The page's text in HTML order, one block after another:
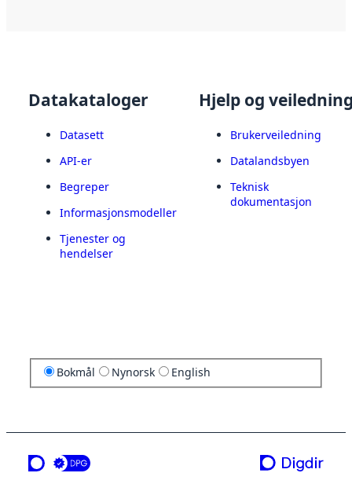
Datakataloger
Datasett
API-er
Begreper
Informasjonsmodeller
Tjenester og
hendelser
Hjelp og
Brukerveiledning
Datalandsbyen
Teknisk
dokumentasjon
Bokmål Nynorsk English